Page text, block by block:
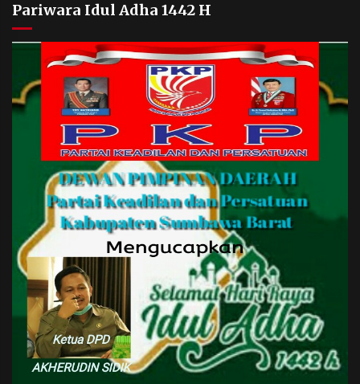
Pariwara Idul Adha 1442 H